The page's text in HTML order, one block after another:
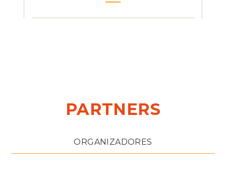
PARTNERS
ORGANIZADORES